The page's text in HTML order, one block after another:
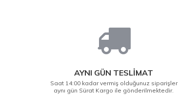
AYNI GÜN TESLİMAT
Saat 14:00 kadar vermiş olduğunuz siparişler
aynı gün Sürat Kargo ile gönderilmektedir.